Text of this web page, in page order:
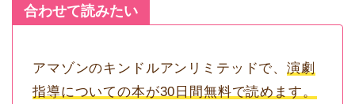
合わせて読みたい
アマゾンのキンドルアンリミテッドで、演劇
指導についての本が30日間無料で読めます。